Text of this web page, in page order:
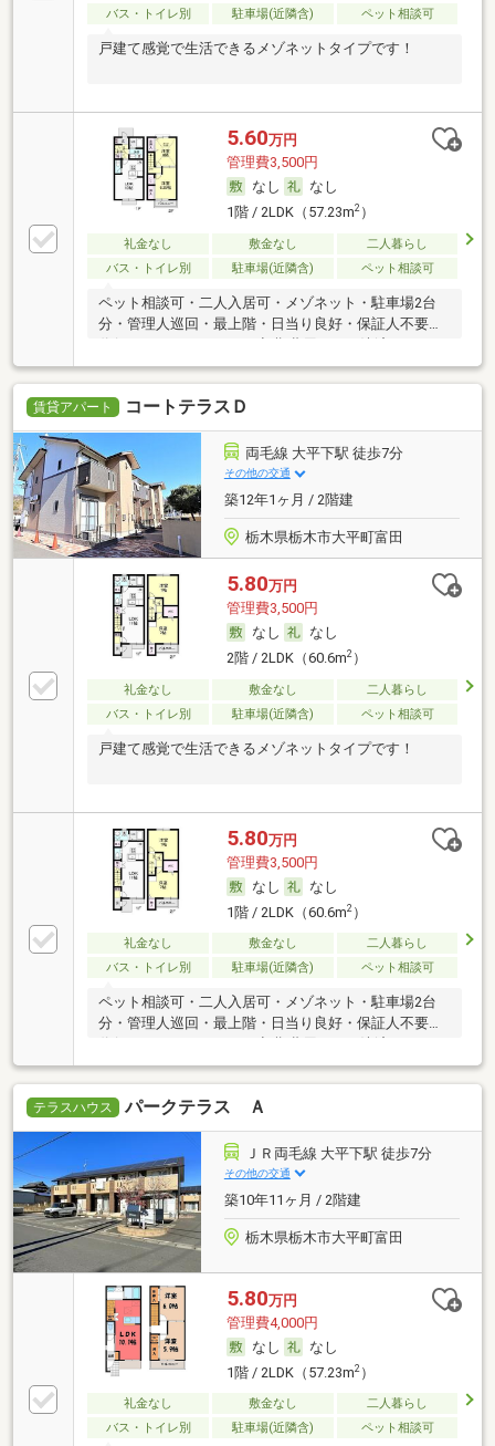
バス・トイレ別
駐車場(近隣含) ペット相談可
戸建て感覚で生活できるメゾネットタイプです！
5.60万円
管理費3,500円
なし
なし
1階 / 2LDK（57.23m2）
礼金なし 敷金なし
二人暮らし
バス・トイレ別
駐車場(近隣含) ペット相談可
ペット相談可・二人入居可・メゾネット・駐車場2台
分・管理人巡回・最上階・日当り良好・保証人不要／
代行 ・ルームシェア可・初期費用カード決済可
賃貸アパート コートテラスＤ
両毛線 大平下駅 徒歩7分
その他の交通
築12年1ヶ月 / 2階建
栃木県栃木市大平町富田
5.80万円
管理費3,500円
なし
なし
2階 / 2LDK（60.6m2）
礼金なし 敷金なし
二人暮らし
バス・トイレ別
駐車場(近隣含) ペット相談可
戸建て感覚で生活できるメゾネットタイプです！
5.80万円
管理費3,500円
なし
なし
1階 / 2LDK（60.6m2）
礼金なし 敷金なし
二人暮らし
バス・トイレ別
駐車場(近隣含) ペット相談可
ペット相談可・二人入居可・メゾネット・駐車場2台
分・管理人巡回・最上階・日当り良好・保証人不要／
テラスハウス パークテラス Ａ
ＪＲ両毛線 大平下駅 徒歩7分
その他の交通
築10年11ヶ月 / 2階建
栃木県栃木市大平町富田
5.80万円
管理費4,000円
なし
なし
1階 / 2LDK（57.23m2）
礼金なし 敷金なし
二人暮らし
バス・トイレ別
駐車場(近隣含) ペット相談可